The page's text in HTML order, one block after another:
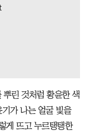
린 것처럼 황윤한 색
가 나는 얼굴 빛을
게 뜨고 누르탱탱한